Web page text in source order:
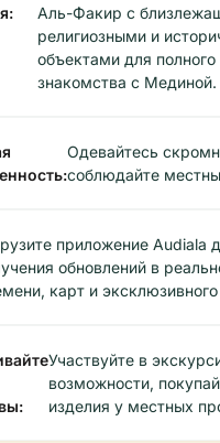
Аль-Факир с
религиозными и
объектами для полного
знакомства с Мединой.
Одевайтесь
соблюдайте
приложение Audiala
обновлений в
карт и эксклюзивного
Участвуйте в
возможности,
изделия у местных